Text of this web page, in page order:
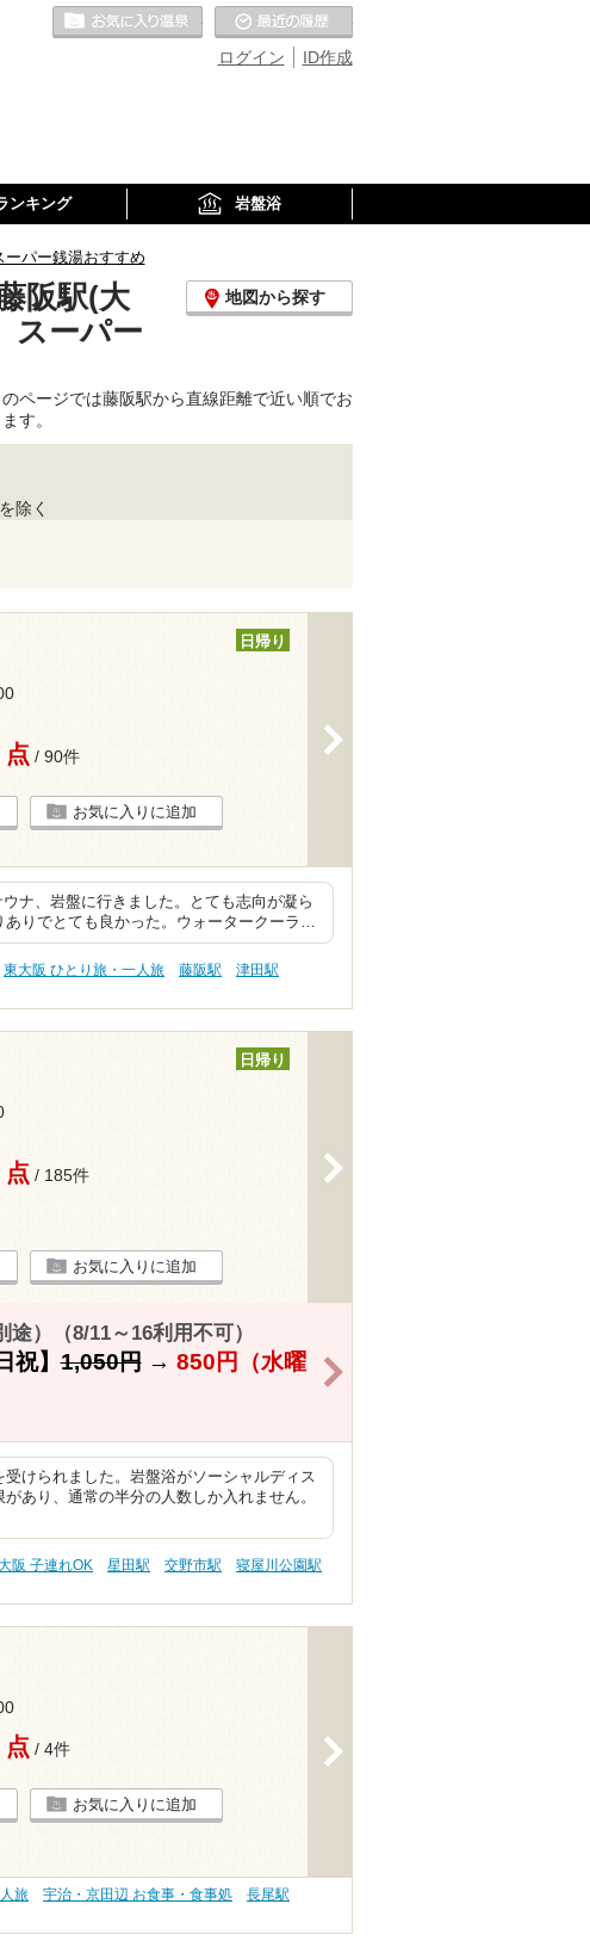
ID作成
ログイン
お気に入りの温泉
ンキング 岩盤浴
ーパー銭湯おすすめ
阪駅(大
スーパー
地図から探す
ページでは藤阪駅から直線距離で近い順でお
す。
除く
日帰り
点 / 90件
お気に入りに追加
ナ、岩盤に行きました。とても志向が凝ら
ありでとても良かった。ウォータークーラ…
東大阪 ひとり旅・一人旅 藤阪駅
津田駅
日帰り
点 / 185件
お気に入りに追加
）（8/11～16利用不可）
祝】1,050円→ 850円
（水曜
けられました。岩盤浴がソーシャルディス
あり、通常の半分の人数しか入れません。
阪 子連れOK 星田駅 交野市駅
寝屋川公園駅
点 / 4件
お気に入りに追加
旅 宇治・京田辺 お食事・食事処
長尾駅